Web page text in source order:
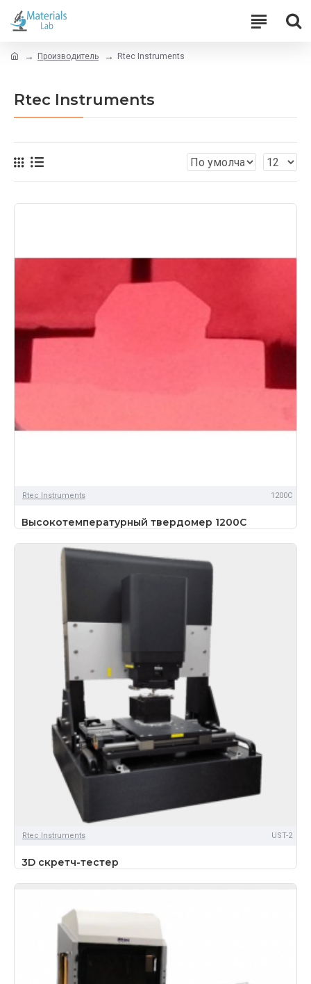
Производитель Rtec Instruments
Rtec Instruments
Rtec Instruments 1200C
Высокотемпературный твердомер 1200C
Rtec Instruments UST-2
3D скретч-тестер